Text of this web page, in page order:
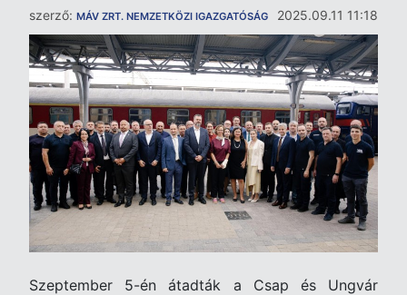
2025.09.11 11:18
szerző: MÁV ZRT. NEMZETKÖZI IGAZGATÓSÁG
Szeptember 5-én átadták a Csap és Ungvár